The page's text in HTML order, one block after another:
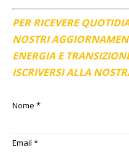
PER RICEVERE
NOSTRI
ENERGIA E
ISCRIVERSI ALLA
Nome *
Email *